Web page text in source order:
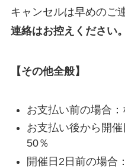
キャンセルは早めのご
連絡はお控えください。
【その他全般】
お支払い前の場合：
お支払い後から開
50％
開催日2日前の場合